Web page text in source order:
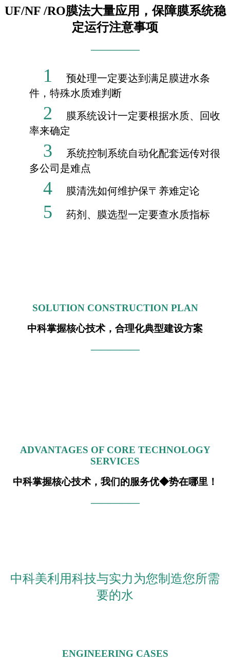
UF/NF /RO膜法大量应用，保障膜系统稳
定运行注意事项
—————
1
预处理一定要达到满足膜进水条
件，特殊水质难判断
2
膜系统设计一定要根据水质、回收
率来确定
3
系统控制系统自动化配套远传对很
多公司是难点
4 膜清洗如何维护保〒养难定论
5 药剂、膜选型一定要查水质指标
SOLUTION CONSTRUCTION PLAN
中科掌握核心技术，合理化典型建设方案
—————
ADVANTAGES OF CORE TECHNOLOGY
SERVICES
中科掌握核心技术，我们的服务优◆势在哪里！
—————
中科美利用科技与实力为您制造您所需
要的水
ENGINEERING CASES